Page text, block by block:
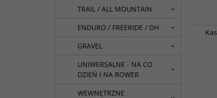
kasku
TRAIL / ALL MOUNTAIN
ENDURO / FREERIDE / DH
GRAVEL
UNIWERSALNE - NA CO
DZIEŃ I NA ROWER
WEWNĘTRZNE